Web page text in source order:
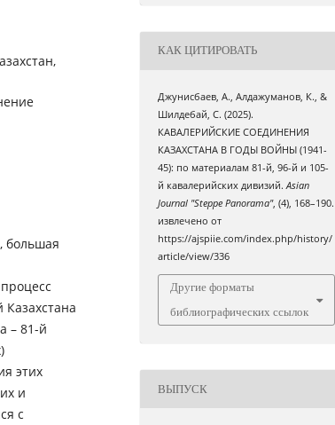
большая
– 81-й
этих
и
с
КАК ЦИТИРОВАТЬ
Джунисбаев, А., Алдажуманов, К., &
Шилдебай, С. (2025).
КАВАЛЕРИЙСКИЕ СОЕДИНЕНИЯ
КАЗАХСТАНА В ГОДЫ ВОЙНЫ (1941-
45): по материалам 81-й, 96-й и 105-
й кавалерийских дивизий.Asian
Journal "Steppe Panorama", (4), 168–190.
извлечено от
https://ajspiie.com/index.php/history/
article/view/336
Другие форматы
библиографических ссылок
ВЫПУСК